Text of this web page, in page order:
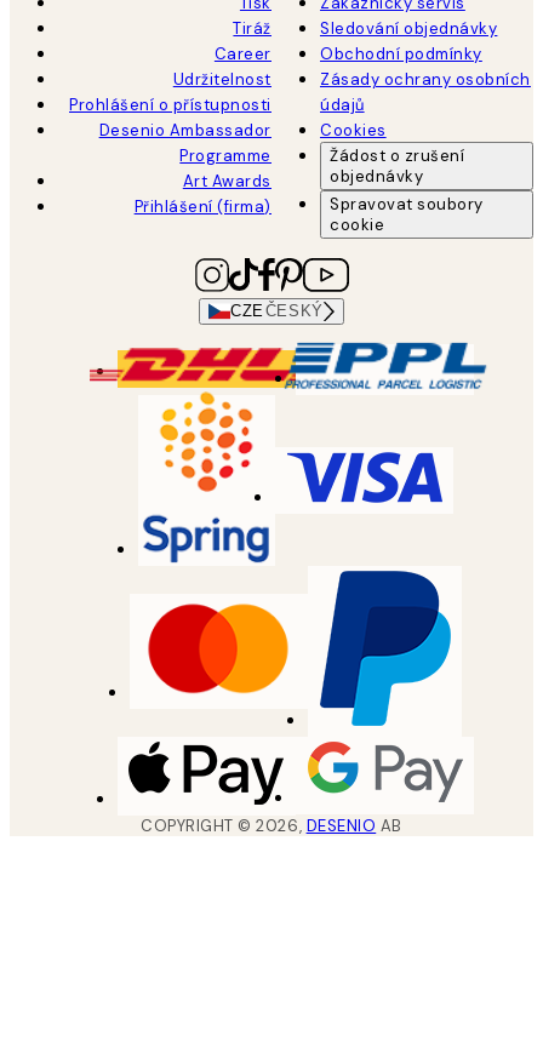
Tiráž
Career
Udržitelnost
Prohlášení o přístupnosti
Desenio Ambassador
Programme
Art Awards
Přihlášení (firma)
Sledování objednávky
Obchodní podmínky
Zásady ochrany osobních
údajů
Cookies
Žádost o zrušení
objednávky
Spravovat soubory
cookie
CZEČESKÝ
COPYRIGHT ©2026, DESENIO AB